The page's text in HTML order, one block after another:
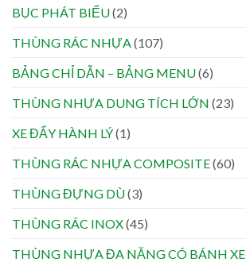
BỤC PHÁT BIỂU(2)
THÙNG RÁC NHỰA (107)
BẢNG CHỈ DẪN – BẢNG MENU(6)
THÙNG NHỰA DUNG TÍCH LỚN (23)
XE ĐẨY HÀNH LÝ(1)
THÙNG RÁC NHỰA COMPOSITE(60)
THÙNG ĐỰNG DÙ(3)
THÙNG RÁC INOX(45)
THÙNG NHỰA ĐA NĂNG CÓ BÁNH XE